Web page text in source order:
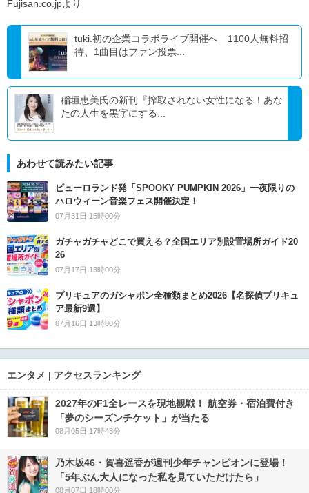
Fujisan.co.jpより
tuki.初の企業コラボライブ開催へ 1100人無料招
待、1曲目はファン投票...
稲垣恵美氏の新刊『搾取されない女性になる！あな
たの人生を黒字にする...
あわせて読みたい記事
ピューロランド発「SPOOKY PUMPKIN 2026」一夜限りの
ハロウィーン音楽フェス開催決定！
07月31日 15時00分
ガチャガチャどこで買える？全国エリア別設置場所ガイド20
26
07月17日 13時00分
プリキュアのガシャポン全種類まとめ2026【名探偵プリキュ
ア最新9選】
07月16日 13時00分
エンタメ | アクセスランキング
2027年のF1全レースを現地観戦！ 航空券・宿泊費付き
「夢のシーズンチケット」が当たる
08月05日 17時48分
乃木坂46・賀喜遥香が週刊少年チャンピオンに登場！
「5年ぶん大人になった私を見ていただけたら」
08月07日 18時00分